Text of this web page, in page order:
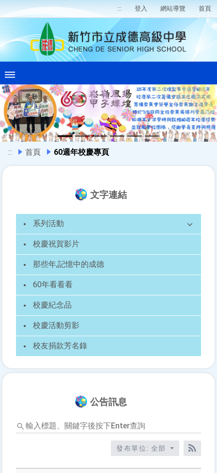
::: 登入 網站導覽 首頁
Previous
::: 首頁 60週年校慶專頁
文字連結
系列活動
校慶祝賀影片
那些年,記憶中的成德
60年看看看
校慶紀念品
校慶活動剪影
校友捐款芳名錄
公告訊息
輸
入
發布單位: 全部
RSS訂